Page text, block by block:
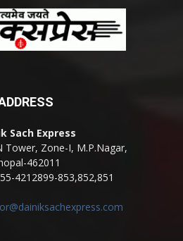
Sach Express
Tower, Zone-I, M.P.Nagar,
462011
4212899-853,852,851